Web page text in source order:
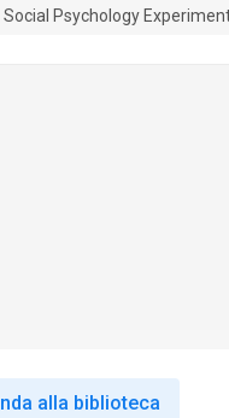
Social Psychology
alla biblioteca